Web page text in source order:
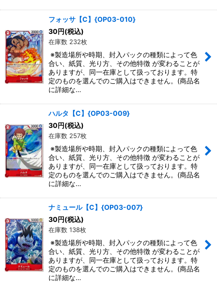
フォッサ【C】{OP03-010}
30円(税込)
在庫数 232枚
※製造場所や時期、封入パックの種類によって色
合い、紙質、光り方、その他特徴 が変わることが
ありますが、同一在庫として扱っております。特
定のものを選んでのご購入はできません。(商品名
に詳細な…
ハルタ【C】{OP03-009}
30円(税込)
在庫数 257枚
※製造場所や時期、封入パックの種類によって色
合い、紙質、光り方、その他特徴 が変わることが
ありますが、同一在庫として扱っております。特
定のものを選んでのご購入はできません。(商品名
に詳細な…
ナミュール【C】{OP03-007}
30円(税込)
在庫数 138枚
※製造場所や時期、封入パックの種類によって色
合い、紙質、光り方、その他特徴 が変わることが
ありますが、同一在庫として扱っております。特
定のものを選んでのご購入はできません。(商品名
に詳細な…